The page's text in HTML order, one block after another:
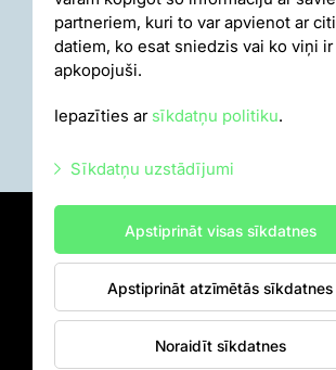
Sīkdatņu politika
Iekšējās
Autortiesības
partneriem, kuri to var apvienot ar
datiem, ko esat sniedzis vai ko viņi ir
apkopojuši.
Iepazīties arsīkdatņu politiku.
Sīkdatņu uzstādījumi
Mārketinga sīkdatnes
Statistikas sīkdatnes
Citas sīkdatnes
Apstiprināt visas sīkdatnes
Apstiprināt atzīmētās sīkdatnes
Noraidīt sīkdatnes